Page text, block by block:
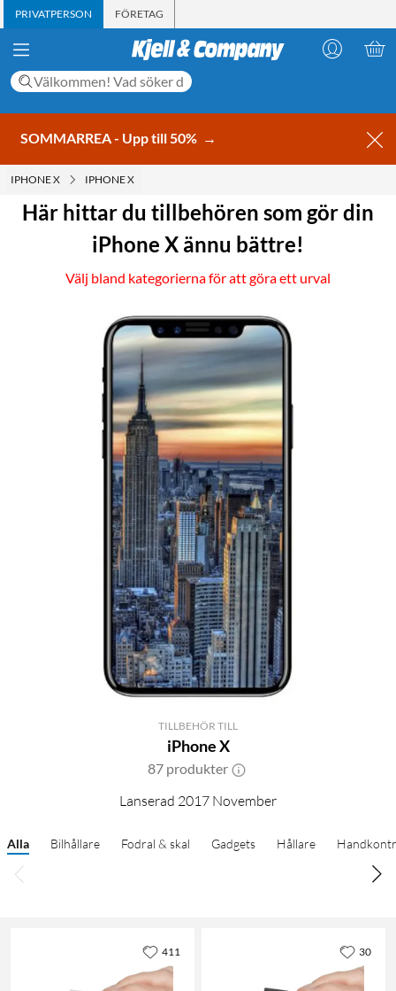
PRIVATPERSON FÖRETAG
SOMMARREA - Upp till 50% →
IPHONE X IPHONE X
Här hittar du tillbehören som gör din
iPhone X ännu bättre!
Välj bland kategorierna för att göra ett urval
TILLBEHÖR TILL
iPhone X
87 produkter
Lanserad 2017 November
Alla Bilhållare Fodral & skal Gadgets Hållare
411 30